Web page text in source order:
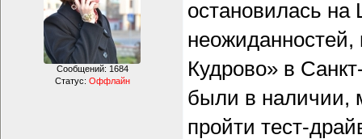
Сообщений: 1684
Статус: Оффлайн
остановилась на
Кудрово» в
были в наличии,
пройти тест-